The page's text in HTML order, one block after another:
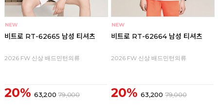
비트로 RT-62665 남성 티셔츠
2026 FW 신상 배드민턴의류
20% 63,200 79,000
비트로 RT-62664 남성 티셔츠
2026 FW 신상 배드민턴의류
20% 63,200 79,000